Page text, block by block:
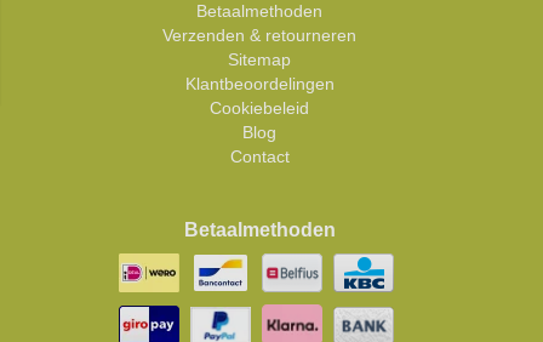
Betaalmethoden
Verzenden & retourneren
Sitemap
Klantbeoordelingen
Cookiebeleid
Blog
Contact
Betaalmethoden